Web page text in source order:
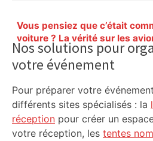
Vous pensiez que c’était
voiture ? La vérité sur les
reculent – ici.fr
Primary
Sidebar
Nos solutions pour
votre événement
Pour préparer votre
différents sites spécialisés : la
réception pour créer un
votre réception, les tentes